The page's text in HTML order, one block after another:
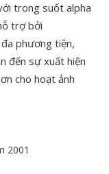
trong suốt alpha
trợ bởi
phương tiện,
đến sự xuất hiện
cho hoạt ảnh
2001